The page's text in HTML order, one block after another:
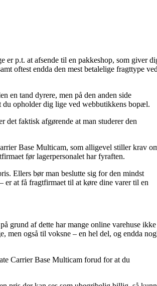
er p.t. at afsende til en pakkeshop, som giver
oftest endda den mest betalelige fragttype ved
en tand dyrere, men på den anden side
du opholder dig lige ved webbutikkens bopæl.
det faktisk afgørende at man studerer den
Base Multicam, som alligevel stiller krav
før lagerpersonalet har fyraften.
Ellers bør man beslutte sig for den mindst
at få fragtfirmaet til at køre dine varer til en
grund af dette har mange online varehuse ikke
men også til voksne – en hel del, og endda
Carrier Base Multicam forud for at du